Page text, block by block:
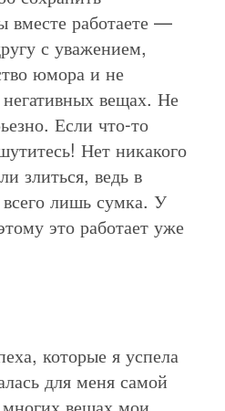
вместе работаете —
с уважением,
юмора и не
негативных вещах. Не
Если что-то
Нет никакого
злиться, ведь в
лишь сумка. У
это работает уже
которые я успела
для меня самой